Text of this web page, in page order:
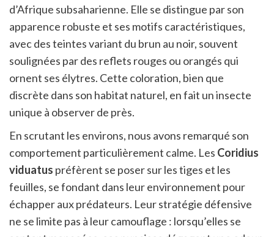
d’Afrique subsaharienne. Elle se distingue par son
apparence robuste et ses motifs caractéristiques,
avec des teintes variant du brun au noir, souvent
soulignées par des reflets rouges ou orangés qui
ornent ses élytres. Cette coloration, bien que
discrète dans son habitat naturel, en fait un insecte
unique à observer de près.
En scrutant les environs, nous avons remarqué son
comportement particulièrement calme. Les Coridius
viduatus préfèrent se poser sur les tiges et les
feuilles, se fondant dans leur environnement pour
échapper aux prédateurs. Leur stratégie défensive
ne se limite pas à leur camouflage : lorsqu’elles se